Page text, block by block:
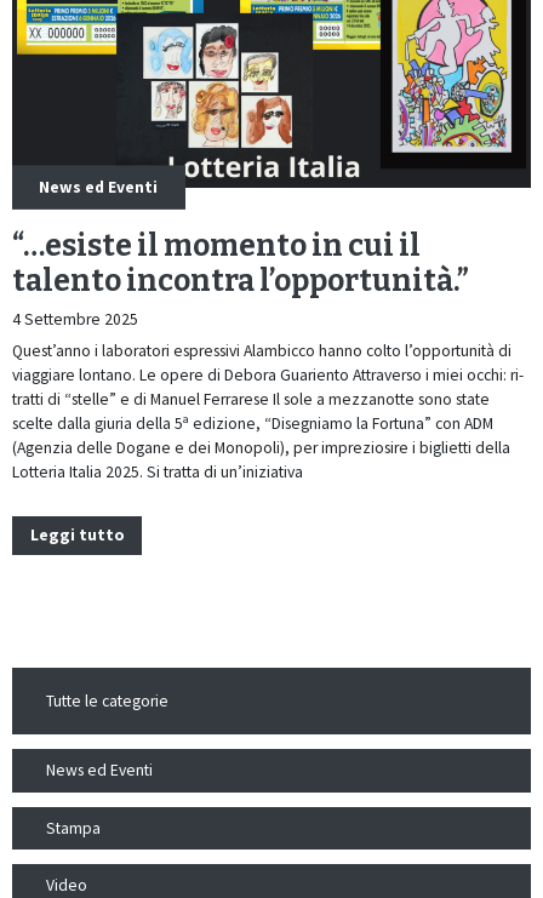
News ed Eventi
“…esiste il momento in cui il
talento incontra l’opportunità.”
4 Settembre 2025
Quest’anno i laboratori espressivi Alambicco hanno colto l’opportunità di
viaggiare lontano. Le opere di Debora Guariento Attraverso i miei occhi: ri-
tratti di “stelle” e di Manuel Ferrarese Il sole a mezzanotte sono state
scelte dalla giuria della 5ª edizione, “Disegniamo la Fortuna” con ADM
(Agenzia delle Dogane e dei Monopoli), per impreziosire i biglietti della
Lotteria Italia 2025. Si tratta di un’iniziativa
Leggi tutto
Tutte le categorie
News ed Eventi
Stampa
Video